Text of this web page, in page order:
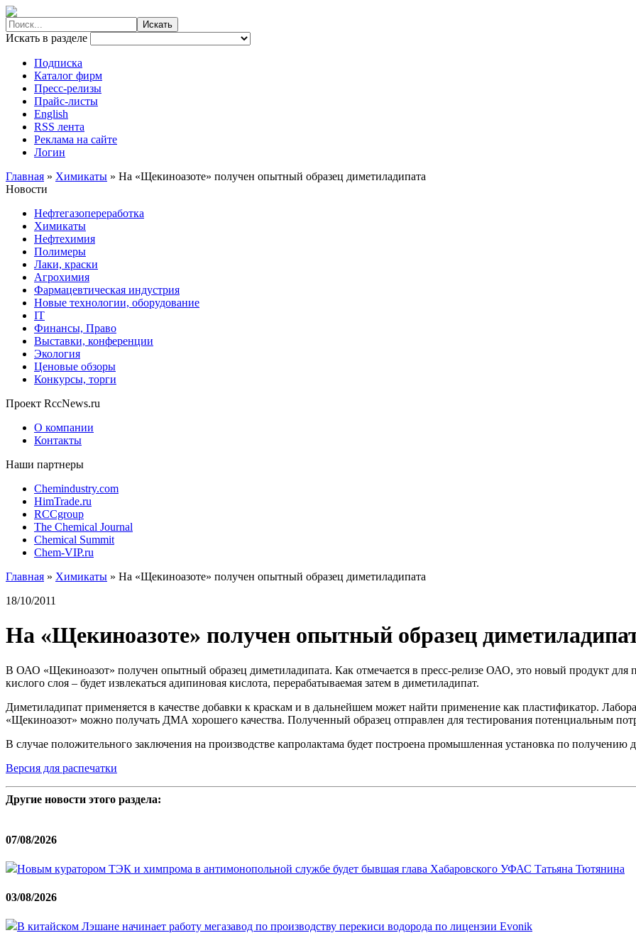
Искать в разделе
Подписка
Каталог фирм
Пресс-релизы
Прайс-листы
English
RSS лента
Реклама на сайте
Логин
Главная » Химикаты » На «Щекиноазоте» получен опытный образец диметиладипата
Новости
Нефтегазопереработка
Химикаты
Нефтехимия
Полимеры
Лаки, краски
Агрохимия
Фармацевтическая индустрия
Новые технологии, оборудование
IT
Финансы, Право
Выставки, конференции
Экология
Ценовые обзоры
Конкурсы, торги
Проект RccNews.ru
О компании
Контакты
Наши партнеры
Chemindustry.com
HimTrade.ru
RCCgroup
The Chemical Journal
Chemical Summit
Chem-VIP.ru
Главная » Химикаты » На «Щекиноазоте» получен опытный образец диметиладипата
18/10/2011
На «Щекиноазоте» получен опытный образец
В ОАО «Щекиноазот» получен опытный образец диметиладипата. Как отмечается в пресс-релизе ОАО, это новый продукт для
кислого слоя – будет извлекаться адипиновая кислота, перерабатываемая затем в диметиладипат.
Диметиладипат применяется в качестве добавки к краскам и в дальнейшем может найти применение как пластификатор.
«Щекиноазот» можно получать ДМА хорошего качества. Полученный образец отправлен для тестирования потенциальным
В случае положительного заключения на производстве капролактама будет построена промышленная установка по получению
Версия для распечатки
Другие новости этого раздела:
07/08/2026
Новым куратором ТЭК и химпрома в антимонопольной службе будет бывшая глава Хабаровского УФАС Татьяна Тютянина
03/08/2026
В китайском Лэшане начинает работу мегазавод по производству перекиси водорода по лицензии Evonik